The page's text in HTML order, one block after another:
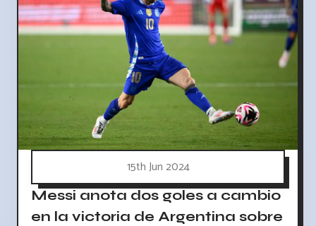
15th Jun 2024
Messi anota dos goles a cambio
en la victoria de Argentina sobre